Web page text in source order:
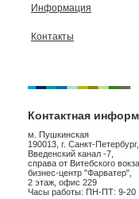
Информация
Контакты
Контактная
м. Пушкинская
190013, г. Санкт-Петербург,
Введенский канал -7,
справа от Витебского
бизнес-центр "Фарватер",
2 этаж, офис 229
Часы работы: ПН-ПТ: 9-20